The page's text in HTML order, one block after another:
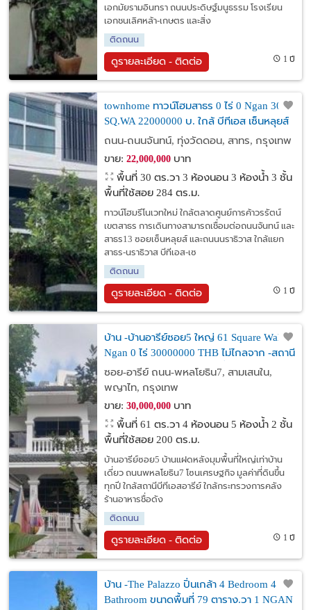
เอกมัยรามอินทรา ถนนประดิษฐ์มนูธรรม โรงเรียน
เอกชนเลิศหล้า-เกษตร และสิ่ง
ติดถนน
ดูรายละเอียด - ติดต่อ 1 ปี
townhome ทาวน์โฮมสาธร 0 ไร่ 0 Ngan 30
SQ.WA 22000000 บ. ใกล้ บีทีเอส เซ็นหลุยส์
นราธิวาส น่าอยู่ กรุงเทพ
ถนน-ถนนจันทน์, ทุ่งวัดดอน, สาทร, กรุงเทพ
ขาย: 22,000,000บาท
พื้นที่ 30 ตร.วา 3 ห้องนอน 3 ห้องน้ำ 3 ชั้น
พื้นที่ใช้สอย 284 ตร.ม.
ทาวน์โฮมรีโนเวทใหม่ ใกล้ตลาดศูนย์การค้าวรรัตน์
เขตสาธร การเดินทางสามารถเชื่อมต่อถนนจันทน์ และ
สาธร13 ซอยเซ็นหลุยส์ และถนนนราธิวาส ใกล้แยก
สาธร-นราธิวาส บีทีเอส-เซ
ติดถนน
ดูรายละเอียด - ติดต่อ 1 ปี
บ้าน -บ้านอารีย์ซอย5 ใหญ่ 61 Square Wah 0
Ngan 0 ไร่ 30000000 THB ไม่ไกลจาก -สถานี
บีทีเอส อารีย์ ราคาถูกเหลือเชื่อ กรุงเทพ
ซอย-อารีย์ ถนน-พหลโยธิน7, สามเสนใน,
พญาไท, กรุงเทพ
ขาย: 30,000,000บาท
พื้นที่ 61 ตร.วา 4 ห้องนอน 5 ห้องน้ำ 2 ชั้น
พื้นที่ใช้สอย 200 ตร.ม.
บ้านอารีย์ซอย5 บ้านแฝดหลังมุมพื้นที่ใหญ่เท่าบ้าน
เดี่ยว ถนนพหลโยธิน7 โซนเศรษฐกิจ มูลค่าที่ดินขึ้น
ทุกปี ใกล้สถานีบีทีเอสอารีย์ ใกล้กระทรวงการคลัง
ร้านอาหารชื่อดัง
ติดถนน
ดูรายละเอียด - ติดต่อ 1 ปี
บ้าน -The Palazzo ปิ่นเกล้า 4 Bedroom 4
Bathroom ขนาดพื้นที่ 79 ตาราง.วา 1 NGAN